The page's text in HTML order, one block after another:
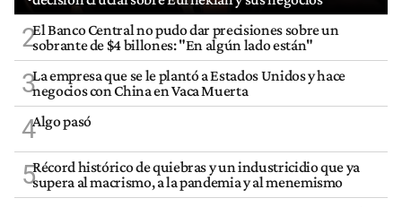
2El Banco Central no pudo dar precisiones sobre un
sobrante de $4 billones: "En algún lado están"
3La empresa que se le plantó a Estados Unidos y hace
negocios con China en Vaca Muerta
4Algo pasó
5Récord histórico de quiebras y un industricidio que ya
supera al macrismo, a la pandemia y al menemismo